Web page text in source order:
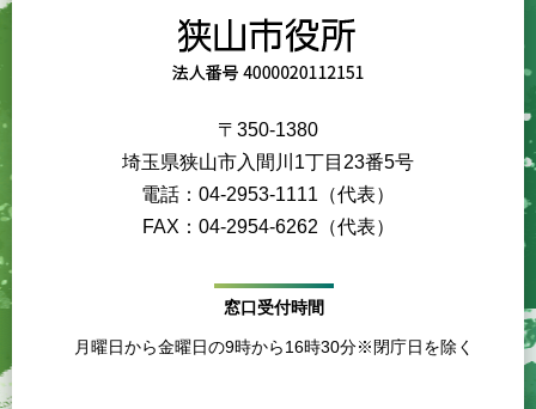
〒350-1380
埼玉県狭山市入間川1丁目23番5号
電話：04-2953-1111（代表）
FAX：04-2954-6262（代表）
窓口受付時間
月曜日から金曜日の9時から16時30分※閉庁日を除く